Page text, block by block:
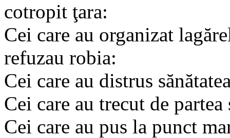
cotropit ţara:
Cei care au organizat
refuzau robia:
Cei care au distrus
Cei care au trecut de
Cei care au pus la punct